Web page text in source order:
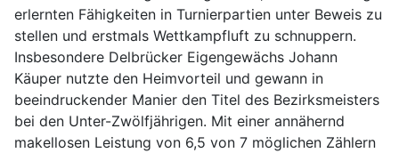
erlernten Fähigkeiten in Turnierpartien unter Beweis zu
stellen und erstmals Wettkampfluft zu schnuppern.
Insbesondere Delbrücker Eigengewächs Johann
Käuper nutzte den Heimvorteil und gewann in
beeindruckender Manier den Titel des Bezirksmeisters
bei den Unter-Zwölfjährigen. Mit einer annähernd
makellosen Leistung von 6,5 von 7 möglichen Zählern